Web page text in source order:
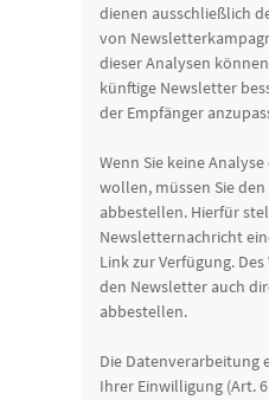
dienen ausschließlich
von
dieser Analysen
künftige Newsletter
der Empfänger
Wenn Sie keine
wollen, müssen Sie
abbestellen. Hierfür
Newsletternachricht
Link zur Verfügung.
den Newsletter auch
abbestellen.
Die Datenverarbeitung
Ihrer Einwilligung (Art. 6